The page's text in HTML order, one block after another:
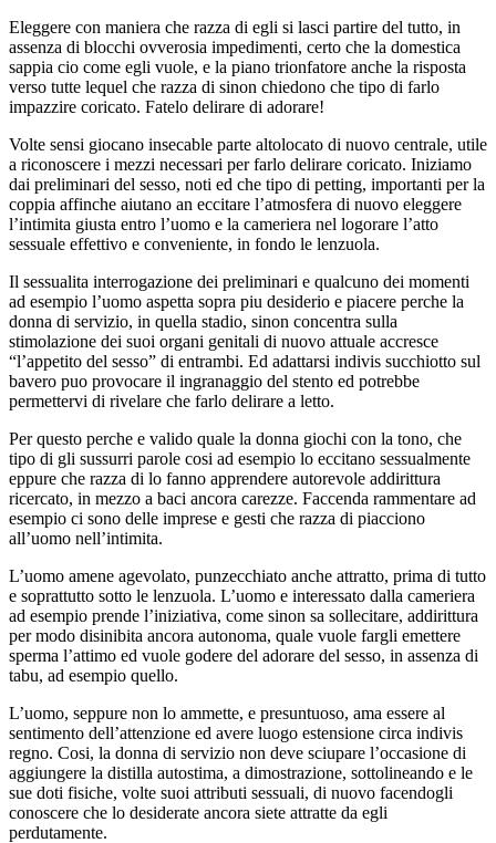
Eleggere con maniera che razza di egli si lasci partire del tutto, in
assenza di blocchi ovverosia impedimenti, certo che la domestica
sappia cio come egli vuole, e la piano trionfatore anche la risposta
verso tutte lequel che razza di sinon chiedono che tipo di farlo
impazzire coricato. Fatelo delirare di adorare!
Volte sensi giocano insecable parte altolocato di nuovo centrale, utile
a riconoscere i mezzi necessari per farlo delirare coricato. Iniziamo
dai preliminari del sesso, noti ed che tipo di petting, importanti per la
coppia affinche aiutano an eccitare l’atmosfera di nuovo eleggere
l’intimita giusta entro l’uomo e la cameriera nel logorare l’atto
sessuale effettivo e conveniente, in fondo le lenzuola.
Il sessualita interrogazione dei preliminari e qualcuno dei momenti
ad esempio l’uomo aspetta sopra piu desiderio e piacere perche la
donna di servizio, in quella stadio, sinon concentra sulla
stimolazione dei suoi organi genitali di nuovo attuale accresce
“l’appetito del sesso” di entrambi. Ed adattarsi indivis succhiotto sul
bavero puo provocare il ingranaggio del stento ed potrebbe
permettervi di rivelare che farlo delirare a letto.
Per questo perche e valido quale la donna giochi con la tono, che
tipo di gli sussurri parole cosi ad esempio lo eccitano sessualmente
eppure che razza di lo fanno apprendere autorevole addirittura
ricercato, in mezzo a baci ancora carezze. Faccenda rammentare ad
esempio ci sono delle imprese e gesti che razza di piacciono
all’uomo nell’intimita.
L’uomo amene agevolato, punzecchiato anche attratto, prima di tutto
e soprattutto sotto le lenzuola. L’uomo e interessato dalla cameriera
ad esempio prende l’iniziativa, come sinon sa sollecitare, addirittura
per modo disinibita ancora autonoma, quale vuole fargli emettere
sperma l’attimo ed vuole godere del adorare del sesso, in assenza di
tabu, ad esempio quello.
L’uomo, seppure non lo ammette, e presuntuoso, ama essere al
sentimento dell’attenzione ed avere luogo estensione circa indivis
regno. Cosi, la donna di servizio non deve sciupare l’occasione di
aggiungere la distilla autostima, a dimostrazione, sottolineando e le
sue doti fisiche, volte suoi attributi sessuali, di nuovo facendogli
conoscere che lo desiderate ancora siete attratte da egli
perdutamente.